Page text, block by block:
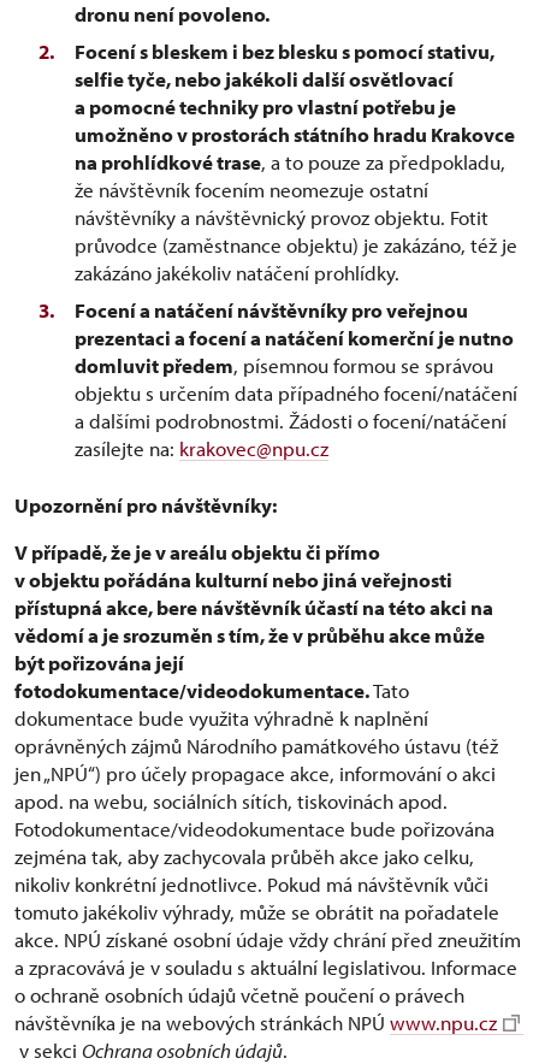
dronu není povoleno.
Focení s bleskem i bez blesku s pomocí stativu,
selfie tyče, nebo jakékoli další osvětlovací
a pomocné techniky pro vlastní potřebu je
umožněno v prostorách státního hradu Krakovce
na prohlídkové trase, a to pouze za předpokladu,
že návštěvník focením neomezuje ostatní
návštěvníky a návštěvnický provoz objektu. Fotit
průvodce (zaměstnance objektu) je zakázáno, též je
zakázáno jakékoliv natáčení prohlídky.
Focení a natáčení návštěvníky pro veřejnou
prezentaci a focení a natáčení komerční je nutno
domluvit předem, písemnou formou se správou
objektu s určením data případného focení/natáčení
a dalšími podrobnostmi. Žádosti o focení/natáčení
zasílejte na: krakovec@npu.cz
Upozornění pro návštěvníky:
V případě, že je v areálu objektu či přímo
v objektu pořádána kulturní nebo jiná veřejnosti
přístupná akce, bere návštěvník účastí na této akci na
vědomí a je srozuměn s tím, že v průběhu akce může
být pořizována její
fotodokumentace/videodokumentace.Tato
dokumentace bude využita výhradně k naplnění
oprávněných zájmů Národního památkového ústavu (též
jen „NPÚ“) pro účely propagace akce, informování o akci
apod. na webu, sociálních sítích, tiskovinách apod.
Fotodokumentace/videodokumentace bude pořizována
zejména tak, aby zachycovala průběh akce jako celku,
nikoliv konkrétní jednotlivce. Pokud má návštěvník vůči
tomuto jakékoliv výhrady, může se obrátit na pořadatele
akce. NPÚ získané osobní údaje vždy chrání před zneužitím
a zpracovává je v souladu s aktuální legislativou. Informace
o ochraně osobních údajů včetně poučení o právech
návštěvníka je na webových stránkách NPÚ www.npu.cz
v sekci Ochrana osobních údajů.